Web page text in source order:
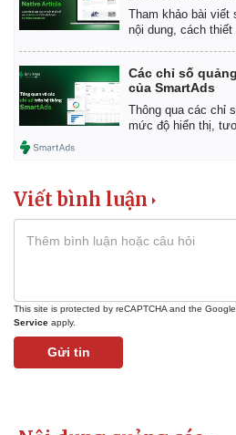
Tham khảo bài viết
nội dung, cách thiết
Các chỉ số
của SmartAds
Thông qua các chỉ
mức độ hiển thị,
Viết bình luận
This site is protected by reCAPTCHA and the Google
Service apply.
Gửi tin